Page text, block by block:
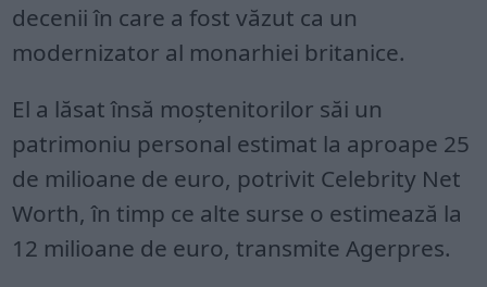
decenii în care a fost văzut ca un
modernizator al monarhiei britanice.
El a lăsat însă moştenitorilor săi un
patrimoniu personal estimat la aproape 25
de milioane de euro, potrivit Celebrity Net
Worth, în timp ce alte surse o estimează la
12 milioane de euro, transmite Agerpres.